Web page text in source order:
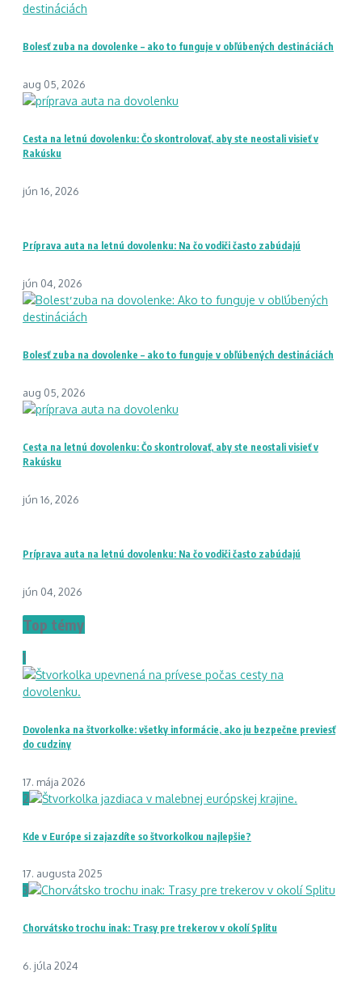
Bolesť zuba na dovolenke – ako to funguje v obľúbených destináciách
aug 05, 2026
Cesta na letnú dovolenku: Čo skontrolovať, aby ste neostali visieť v
Rakúsku
jún 16, 2026
Príprava auta na letnú dovolenku: Na čo vodiči často zabúdajú
jún 04, 2026
Bolesť zuba na dovolenke – ako to funguje v obľúbených destináciách
aug 05, 2026
Cesta na letnú dovolenku: Čo skontrolovať, aby ste neostali visieť v
Rakúsku
jún 16, 2026
Príprava auta na letnú dovolenku: Na čo vodiči často zabúdajú
jún 04, 2026
Top témy
1
Dovolenka na štvorkolke: všetky informácie, ako ju bezpečne previesť
do cudziny
17. mája 2026
2
Kde v Európe si zajazdíte so štvorkolkou najlepšie?
17. augusta 2025
3
Chorvátsko trochu inak: Trasy pre trekerov v okolí Splitu
6. júla 2024